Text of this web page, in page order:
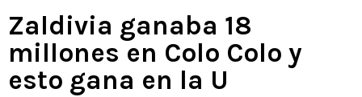
Zaldivia ganaba 18
millones en Colo Colo y
esto gana en la U